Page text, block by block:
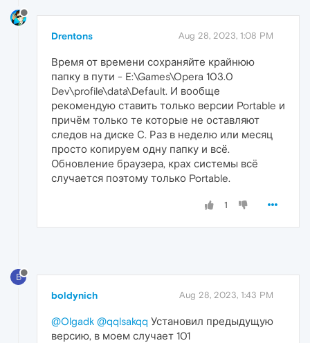
Drentons Aug 28, 2023, 1:08 PM
Время от времени сохраняйте крайнюю
папку в пути - E:\Games\Opera 103.0
Dev\profile\data\Default. И вообще
рекомендую ставить только версии Portable и
причём только те которые не оставляют
следов на диске С. Раз в неделю или месяц
просто копируем одну папку и всё.
Обновление браузера, крах системы всё
случается поэтому только Portable.
1
B
boldynich Aug 28, 2023, 1:43 PM
@Olgadk @qqlsakqq Установил предыдущую
версию, в моем случает 101